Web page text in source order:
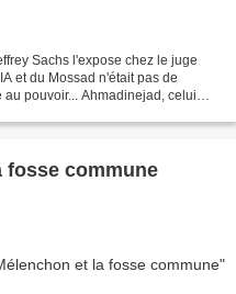
Sachs l'expose chez le juge
et du Mossad n'était pas de
pouvoir... Ahmadinejad, celui
fosse commune